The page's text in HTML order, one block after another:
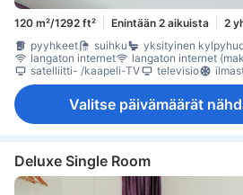
120 m²/1292 ft² Enintään 2 aikuista
2
pyyhkeet
suihku yksityinen
langaton internet
langaton internet
satelliitti- /kaapeli-TV
televisio
Valitse päivämäärät
Deluxe Single Room